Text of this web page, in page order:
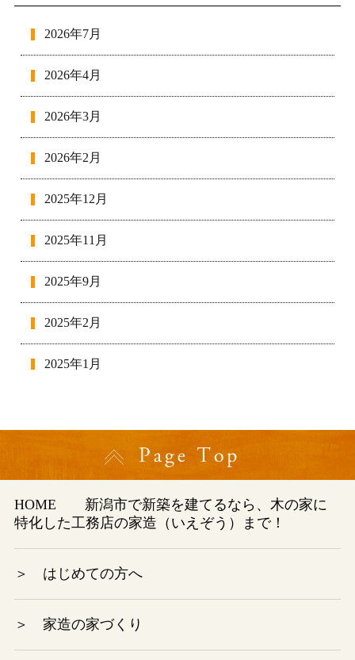
2026年7月
2026年4月
2026年3月
2026年2月
2025年12月
2025年11月
2025年9月
2025年2月
2025年1月
2024年9月
2024年8月
2024年6月
HOME 新潟市で新築を建てるなら、木の家に
特化した工務店の家造（いえぞう）まで！
＞ はじめての方へ
＞ 家造の家づくり